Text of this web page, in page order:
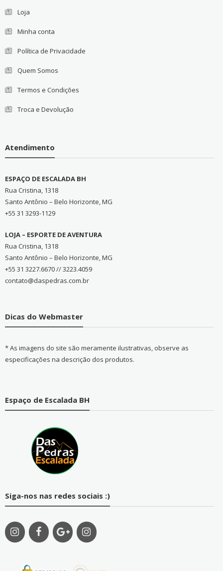
Loja
Minha conta
Política de Privacidade
Quem Somos
Termos e Condições
Troca e Devolução
Atendimento
ESPAÇO DE ESCALADA BH
Rua Cristina, 1318
Santo Antônio – Belo Horizonte, MG
+55 31 3293-1129
LOJA – ESPORTE DE AVENTURA
Rua Cristina, 1318
Santo Antônio – Belo Horizonte, MG
+55 31 3227.6670 // 3223.4059
contato@daspedras.com.br
Dicas do Webmaster
* As imagens do site são meramente ilustrativas, observe as
especificações na descrição dos produtos.
Espaço de Escalada BH
Siga-nos nas redes sociais :)